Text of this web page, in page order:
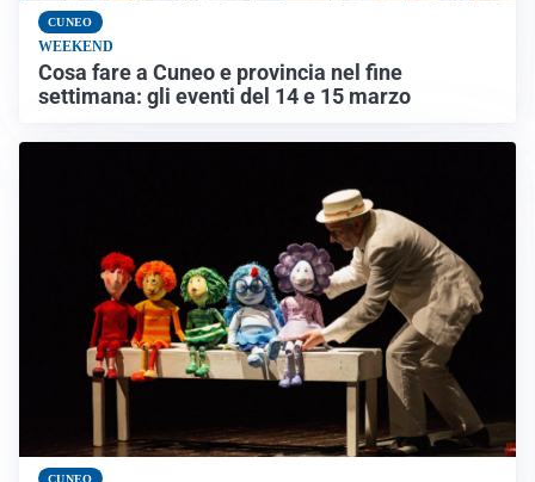
CUNEO
WEEKEND
Cosa fare a Cuneo e provincia nel fine
settimana: gli eventi del 14 e 15 marzo
CUNEO